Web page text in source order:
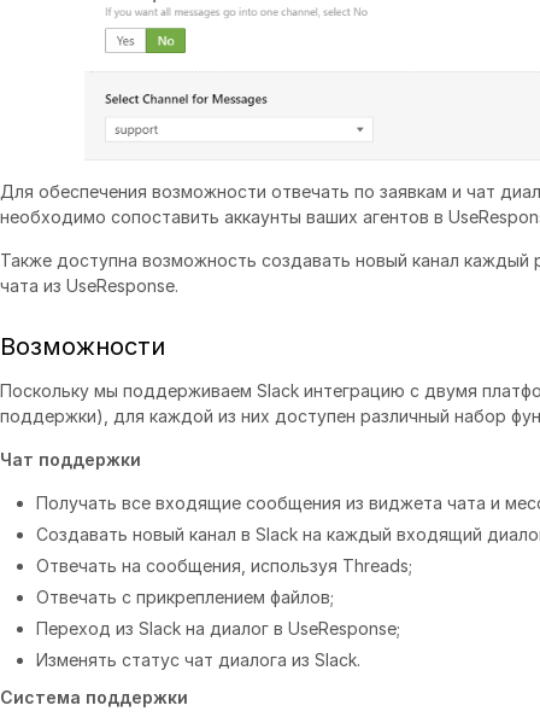
Для обеспечения возможности отвечать по заявкам и чат
необходимо сопоставить аккаунты ваших агентов в
Также доступна возможность создавать новый канал каждый
чата из UseResponse.
Возможности
Поскольку мы поддерживаем Slack интеграцию с двумя
поддержки), для каждой из них доступен различный набор
Чат поддержки
Получать все входящие сообщения из виджета чата и
Создавать новый канал в Slack на каждый входящий
Отвечать на сообщения, используя Threads;
Отвечать с прикреплением файлов;
Переход из Slack на диалог в UseResponse;
Изменять статус чат диалога из Slack.
Система поддержки